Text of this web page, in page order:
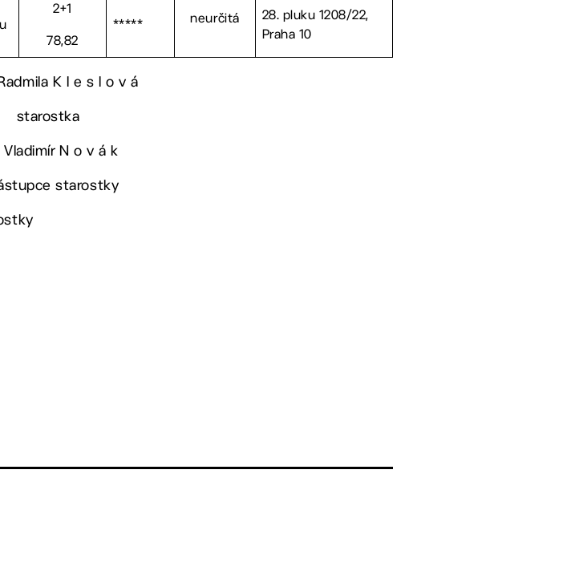
2+1
78,82
***** neurčitá
28. pluku 1208/22,
Praha 10
K l e s l o v á
starostka
Vladimír N o v á k
starostky